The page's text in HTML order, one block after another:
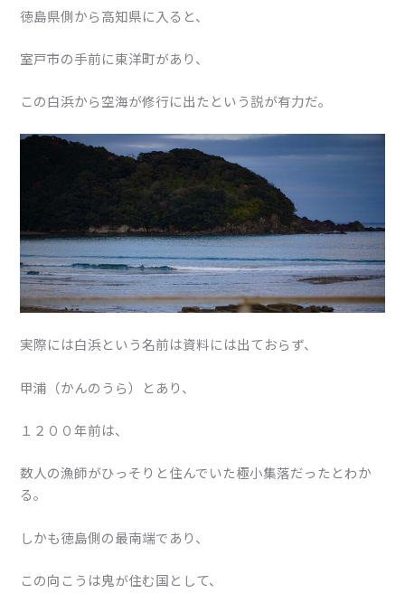
徳島県側から高知県に入ると、
室戸市の手前に東洋町があり、
この白浜から空海が修行に出たという説が有力だ。
実際には白浜という名前は資料には出ておらず、
甲浦（かんのうら）とあり、
１２００年前は、
数人の漁師がひっそりと住んでいた極小集落だったとわか
る。
しかも徳島側の最南端であり、
この向こうは鬼が住む国として、